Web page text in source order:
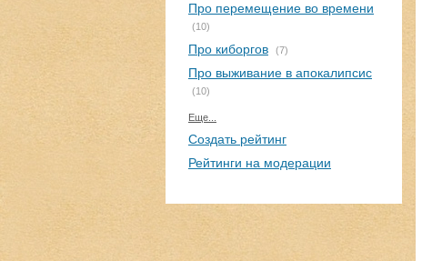
Про перемещение во времени
(10)
Про киборгов (7)
Про выживание в апокалипсис
(10)
Еще...
Создать рейтинг
Рейтинги на модерации